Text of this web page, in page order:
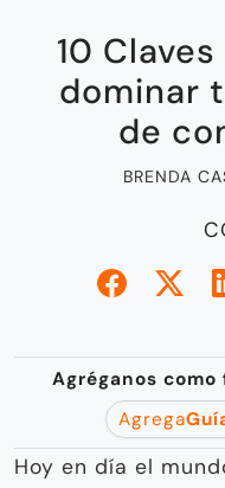
10
dominar
de
BRENDA
Agréganos
Agrega
Hoy en día el